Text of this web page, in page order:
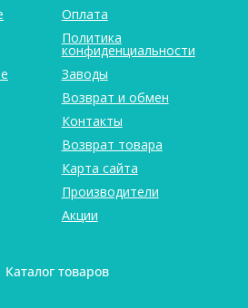
Оплата
Политика
конфиденциальности
Заводы
Возврат и обмен
Контакты
Возврат товара
Карта сайта
Производители
Акции
Каталог товаров